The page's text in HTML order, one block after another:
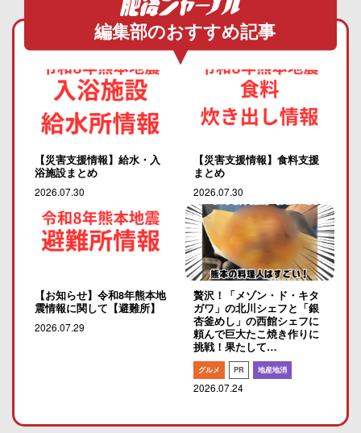
編集部のおすすめ記事
【災害支援情報】給水・入
浴施設まとめ
2026.07.30
【災害支援情報】食料支援
まとめ
2026.07.30
【お知らせ】令和8年熊本地
震情報に関して【避難所】
2026.07.29
贅沢！「メゾン・ド・キタ
ガワ」の北川シェフと「銀
杏釜めし」の西館シェフに
頼んで巨大たこ焼き作りに
挑戦！果たして…
グルメ PR 地産地消
2026.07.24